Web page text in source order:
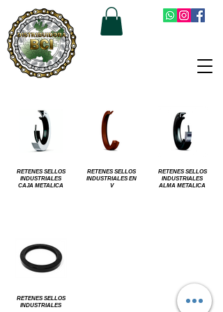
RETENES SELLOS
INDUSTRIALES
CAJA METALICA
RETENES SELLOS
INDUSTRIALES EN
V
RETENES SELLOS
INDUSTRIALES
ALMA METALICA
RETENES SELLOS
INDUSTRIALES